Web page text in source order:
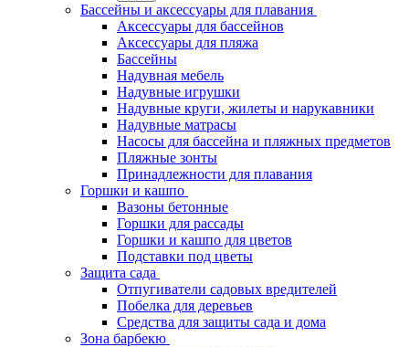
Бассейны и аксессуары для плавания
Аксессуары для бассейнов
Аксессуары для пляжа
Бассейны
Надувная мебель
Надувные игрушки
Надувные круги, жилеты и нарукавники
Надувные матрасы
Насосы для бассейна и пляжных предметов
Пляжные зонты
Принадлежности для плавания
Горшки и кашпо
Вазоны бетонные
Горшки для рассады
Горшки и кашпо для цветов
Подставки под цветы
Защита сада
Отпугиватели садовых вредителей
Побелка для деревьев
Средства для защиты сада и дома
Зона барбекю